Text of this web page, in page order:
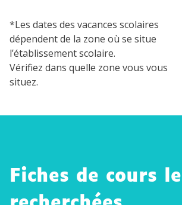
*Les dates des vacances scolaires
dépendent de la zone où se situe
l’établissement scolaire.
Vérifiez dans quelle zone vous vous
situez.
Fiches de cours
Inventi
on et